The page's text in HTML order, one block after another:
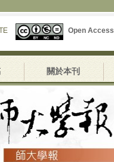
Open Access
關於本刊